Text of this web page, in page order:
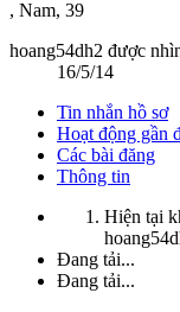
, Nam, 39
hoang54dh2 được
16/5/14
Tin nhắn hồ sơ
Hoạt động gần
Các bài đăng
Thông tin
Hiện tại
Đang tải...
Đang tải...